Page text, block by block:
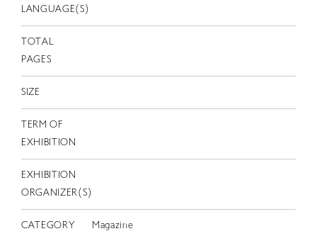
LANGUAGE(S)
TOTAL
PAGES
SIZE
TERM OF
EXHIBITION
EXHIBITION
ORGANIZER(S)
CATEGORY Magazine